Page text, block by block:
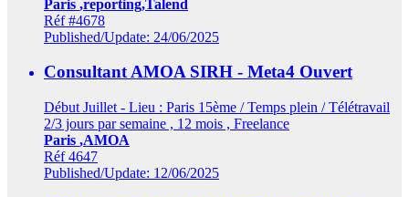
Paris ,reporting,Talend
Réf #4678
Published/Update: 24/06/2025
Consultant AMOA SIRH - Meta4 Ouvert
Début Juillet - Lieu : Paris 15ème / Temps plein / Télétravail
2/3 jours par semaine , 12 mois , Freelance
Paris ,AMOA
Réf 4647
Published/Update: 12/06/2025